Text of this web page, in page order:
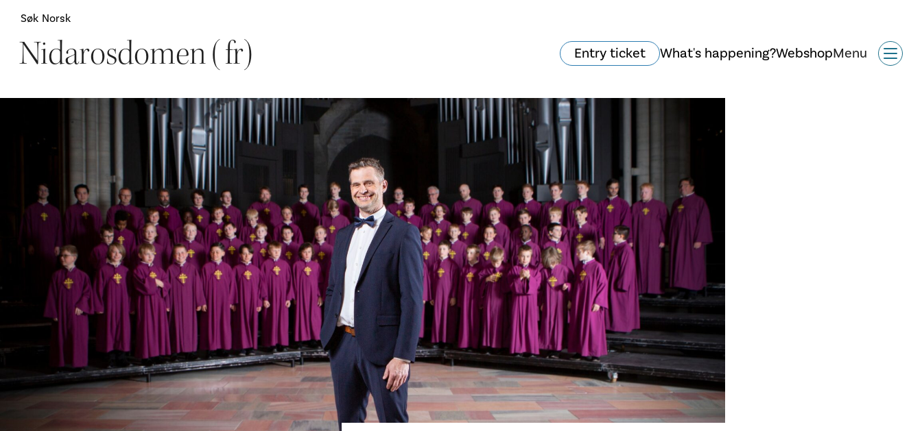
Søk Norsk
Nidarosdomen (fr) Entry ticket What's happening?WebshopMenu
Musikk